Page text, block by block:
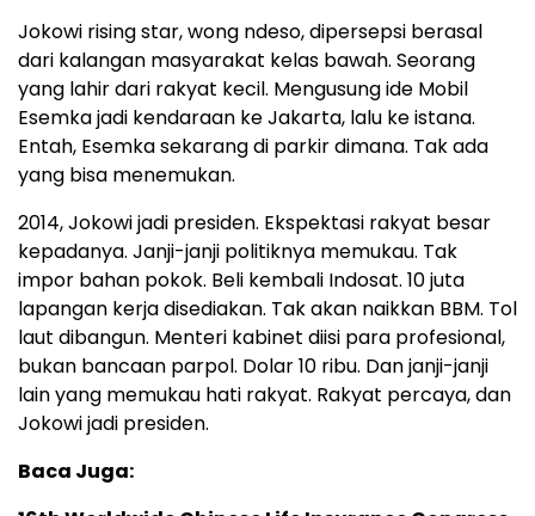
Jokowi rising star, wong ndeso, dipersepsi berasal
dari kalangan masyarakat kelas bawah. Seorang
yang lahir dari rakyat kecil. Mengusung ide Mobil
Esemka jadi kendaraan ke Jakarta, lalu ke istana.
Entah, Esemka sekarang di parkir dimana. Tak ada
yang bisa menemukan.
2014, Jokowi jadi presiden. Ekspektasi rakyat besar
kepadanya. Janji-janji politiknya memukau. Tak
impor bahan pokok. Beli kembali Indosat. 10 juta
lapangan kerja disediakan. Tak akan naikkan BBM. Tol
laut dibangun. Menteri kabinet diisi para profesional,
bukan bancaan parpol. Dolar 10 ribu. Dan janji-janji
lain yang memukau hati rakyat. Rakyat percaya, dan
Jokowi jadi presiden.
Baca Juga: